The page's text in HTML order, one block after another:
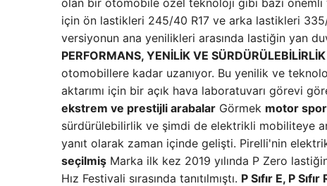
için ön lastikleri 245/40 R17 ve arka lastikleri
versiyonun ana yenilikleri arasında lastiğin yan
PERFORMANS, YENİLİK VE SÜRDÜRÜLEBİLİRLİK
otomobillere kadar uzanıyor. Bu yenilik ve
aktarımı için bir açık hava laboratuvarı görevi
ekstrem ve prestijli arabalar Görmek motor
sürdürülebilirlik ve şimdi de elektrikli mobiliteye
yanıt olarak zaman içinde gelişti. Pirelli'nin
seçilmiş Marka ilk kez 2019 yılında P Zero
Hız Festivali sırasında tanıtılmıştı. P Sıfır E, P Sıfır